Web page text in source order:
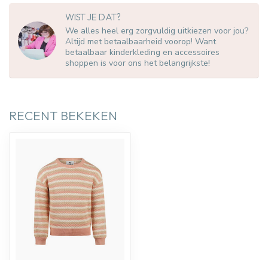
WIST JE DAT?
We alles heel erg zorgvuldig uitkiezen voor jou?
Altijd met betaalbaarheid voorop! Want
betaalbaar kinderkleding en accessoires
shoppen is voor ons het belangrijkste!
RECENT BEKEKEN